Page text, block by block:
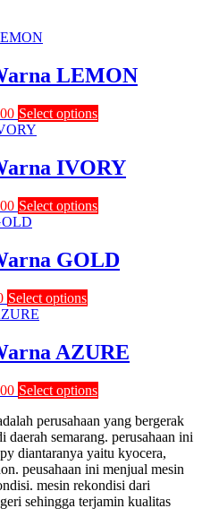
LEMON
Price
range:
through
Rp 2,600,000
Select options
multiple
variants.
chosen
on
IVORY
Price
range:
Rp 1,900,000
Select options
multiple
variants.
chosen
on
the
product
GOLD
Price
range:
through
Rp 1,250,000
Select options
multiple
variants.
options
be
chosen
on
the
product
page
AZURE
Price
Rp 1,000,000
through
Rp 1,400,000
Select options
has
multiple
variants.
The
options
may
perusahaan yang bergerak
semarang. perusahaan ini
diantaranya yaitu kyocera,
peusahaan ini menjual mesin
mesin rekondisi dari
sehingga terjamin kualitas